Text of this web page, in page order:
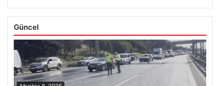
Güncel